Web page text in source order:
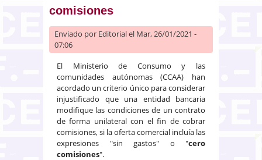
comisiones
Enviado por Editorialel Mar, 26/01/2021 -
07:06
El Ministerio de Consumo y las
comunidades autónomas (CCAA) han
acordado un criterio único para considerar
injustificado que una entidad bancaria
modifique las condiciones de un contrato
de forma unilateral con el fin de cobrar
comisiones, si la oferta comercial incluía las
expresiones "sin gastos" o "cero
comisiones".